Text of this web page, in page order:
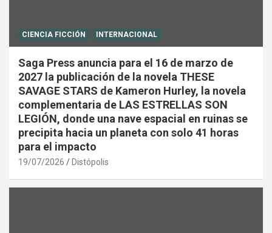
CIENCIA FICCIÓN INTERNACIONAL
Saga Press anuncia para el 16 de marzo de
2027 la publicación de la novela THESE
SAVAGE STARS de Kameron Hurley, la novela
complementaria de LAS ESTRELLAS SON
LEGIÓN, donde una nave espacial en ruinas se
precipita hacia un planeta con solo 41 horas
para el impacto
19/07/2026 Distópolis